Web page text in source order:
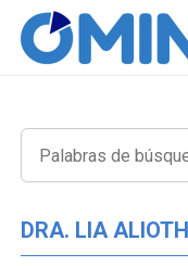
DRA. LIA